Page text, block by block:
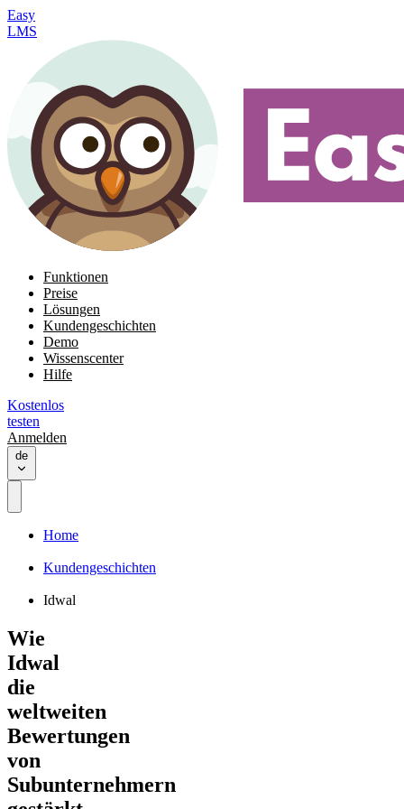
Easy
LMS
Funktionen
Preise
Lösungen
Kundengeschichten
Demo
Wissenscenter
Hilfe
Kostenlos
testen
Anmelden
de
Home
Kundengeschichten
Idwal
Wie
Idwal
die
weltweiten
Bewertungen
von
Subunternehmern